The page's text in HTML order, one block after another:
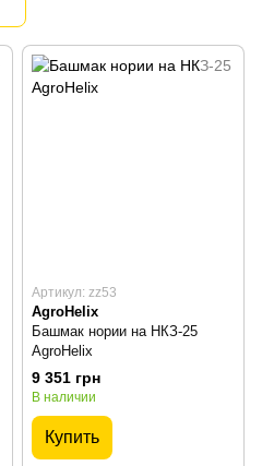
Артикул: zz53
AgroHelix
Башмак нории на НКЗ-25
AgroHelix
9 351 грн
В наличии
Купить